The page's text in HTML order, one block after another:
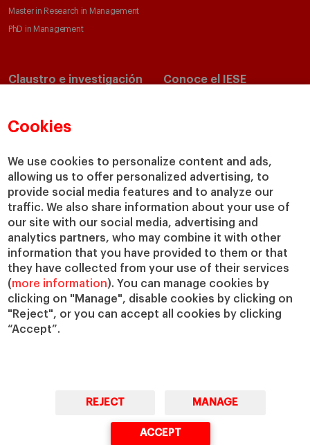
Cookies
We use cookies to personalize content and ads,
allowing us to offer personalized advertising, to
provide social media features and to analyze our
traffic. We also share information about your use of
our site with our social media, advertising and
analytics partners, who may combine it with other
information that you have provided to them or that
they have collected from your use of their services
(more information). You can manage cookies by
clicking on "Manage", disable cookies by clicking on
"Reject", or you can accept all cookies by clicking
“Accept”.
REJECT MANAGE
ACCEPT
Master in Research in Management
PhD in Management
Claustro e investigación
Departamentos académicos
Cátedras
IESE Insight
IESE Publishing
Conoce el IESE
Nuestro impacto
Colabora con el IESE
Servicios
Biblioteca
Canal de Compliance
Capellanía
IESE Shop
Jobs @IESE
Préstamos y becas
© Copyright, 2026. IESE Business School | University of Navarra